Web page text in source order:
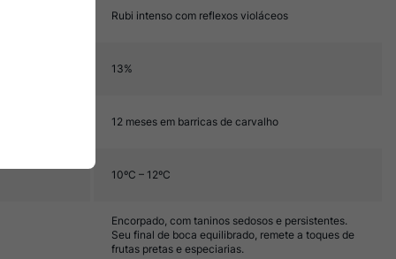
Rubi intenso com reflexos violáceos
13%
12 meses em barricas de carvalho
10ºC – 12ºC
Encorpado, com taninos sedosos e persistentes.
Seu final de boca equilibrado, remete a toques de
frutas pretas e especiarias.